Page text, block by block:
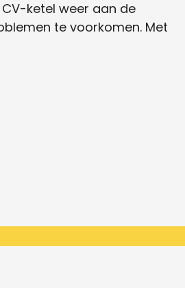
ketel weer aan de
te voorkomen. Met